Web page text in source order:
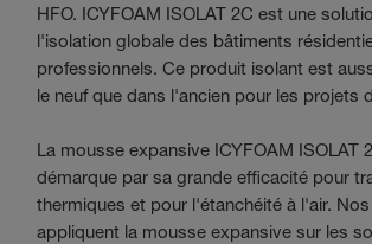
HFO. ICYFOAM ISOLAT 2C est une
l'isolation globale des bâtiments
professionnels. Ce produit isolant est
le neuf que dans l'ancien pour les projets
La mousse expansive ICYFOAM ISOLAT
démarque par sa grande efficacité pour
thermiques et pour l'étanchéité à l'air.
appliquent la mousse expansive sur les